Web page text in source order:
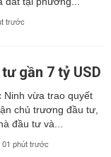
trước
gần 7 tỷ USD
Ninh vừa trao quyết
chủ trương đầu tư,
đầu tư và...
01 phút trước